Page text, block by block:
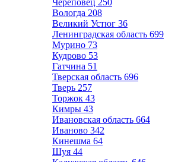
Череповец 250
Вологда 208
Великий Устюг 36
Ленинградская область 699
Мурино 73
Кудрово 53
Гатчина 51
Тверская область 696
Тверь 257
Торжок 43
Кимры 43
Ивановская область 664
Иваново 342
Кинешма 64
Шуя 44